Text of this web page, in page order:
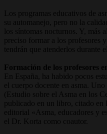
Los programas educativos de
su automanejo, pero no la
los síntomas nocturnos. Y, más
preciso formar a los profesores
tendrán que atenderlos durante
Formación de los profesores
En España, ha habido pocos
el cuerpo docente en asma.
(Estudio sobre el Asma en los
publicado en un libro, citado en
editorial «Asma, educadores y
el Dr. Korta como coautor.